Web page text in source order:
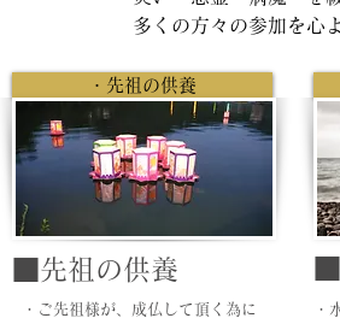
多くの方々の参加を心
・先祖の供養
■先祖の供養
・ご先祖様が、成仏して頂く為に
・